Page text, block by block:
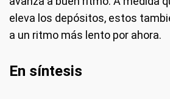
eleva los depósitos, estos
a un ritmo más lento por ahora.
En síntesis